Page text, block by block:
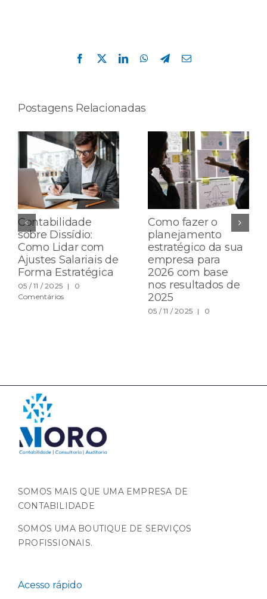
Facebook
X LinkedInWhatsApp
Telegram
E-
Postagens Relacionadas
Contabilidade
sobre Dissídio:
Como Lidar com
Ajustes Salariais de
Forma Estratégica
05 / 11 / 2025 |
0
Comentários
Como fazer o
planejamento
estratégico da sua
empresa para
2026 com base
nos resultados de
2025
05 / 11 / 2025 |
0
SOMOS MAIS QUE UMA EMPRESA DE
CONTABILIDADE
SOMOS UMA BOUTIQUE DE SERVIÇOS
PROFISSIONAIS.
Acesso rápido